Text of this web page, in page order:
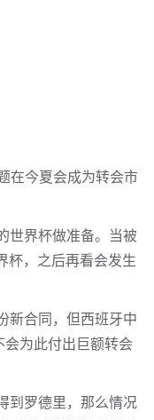
在今夏会成为转会市
世界杯做准备。当被
杯，之后再看会发生
新合同，但西班牙中
为此付出巨额转会
到罗德里，那么情况